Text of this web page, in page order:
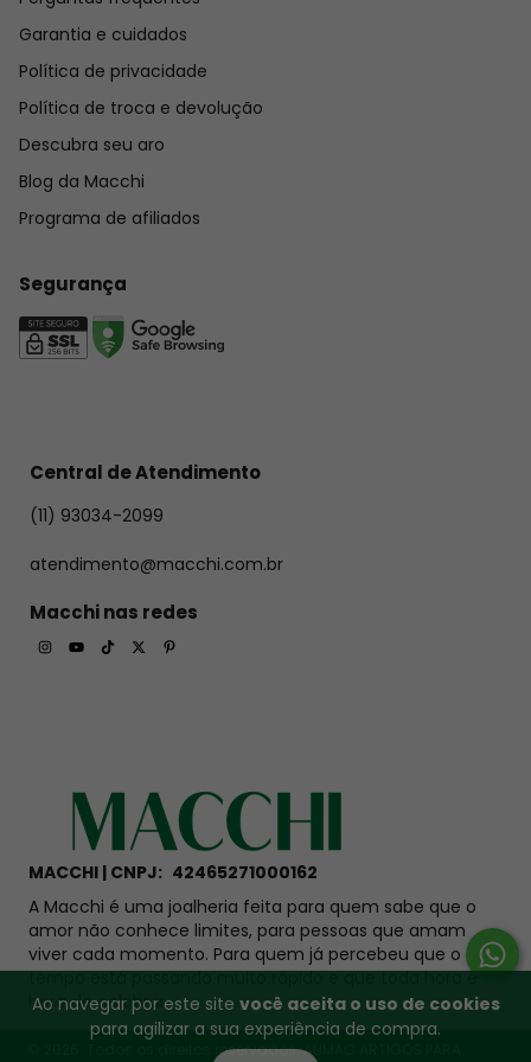
Ao navegar por este site você aceita o uso de cookies
para agilizar a sua experiência de compra.
Termo de
personalização
Como nossos produtos são feitos sob
iluminação da foto e/ou configurações do seu monitor.
Ficou com alguma dúvida?
cuidados com a peça, prazos, trocas e devoluções.
Garantia e cuidados
Política de privacidade
Política de troca e devolução
Descubra seu aro
Blog da Macchi
Programa de afiliados
Segurança
Central de Atendimento
(11) 93034-2099
atendimento@macchi.com.br
Macchi nas redes
MACCHI | CNPJ: 42465271000162
A Macchi é uma joalheria feita para quem sabe que o
amor não conhece limites, para pessoas que amam
viver cada momento. Para quem já percebeu que o
tempo está passando muito rápido e que toda hora é
hora de celebrar.
© 2026. Todos os direitos reservados. ALIMAC ARTIGOS PARA